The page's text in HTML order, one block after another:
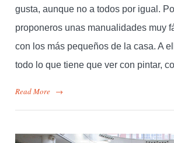
gusta, aunque no a todos por igual.
proponeros unas manualidades muy
con los más pequeños de la casa. A
todo lo que tiene que ver con pintar,
Read More →